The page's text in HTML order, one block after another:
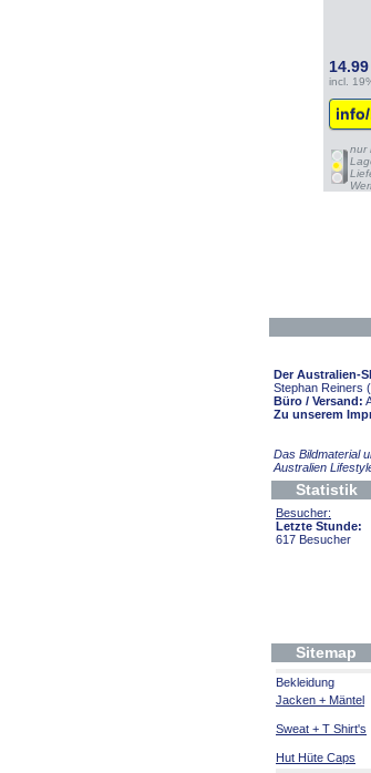
incl.
nur
Der Australien-
Stephan Reiners
Büro / Versand:
Zu unserem
Das Bildmaterial
Australien
Statistik
Besucher:
Letzte Stunde:
617 Besucher
Sitemap
Bekleidung
Jacken + Mäntel
Sweat + T Shirt's
Hut Hüte Caps